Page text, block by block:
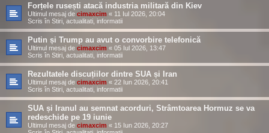
Forțele rusești atacă industria militară din Kiev
Ultimul mesaj de cimaxcim « 11 Iul 2026, 20:04
Scris în Stiri, actualitati, informatii
Putin și Trump au avut o convorbire telefonică
Ultimul mesaj de cimaxcim « 05 Iul 2026, 13:47
Scris în Stiri, actualitati, informatii
Rezultatele discuțiilor dintre SUA și Iran
Ultimul mesaj de cimaxcim « 22 Iun 2026, 20:41
Scris în Stiri, actualitati, informatii
SUA și Iranul au semnat acorduri, Strâmtoarea Hormuz se va
redeschide pe 19 iunie
Ultimul mesaj de cimaxcim « 15 Iun 2026, 20:27